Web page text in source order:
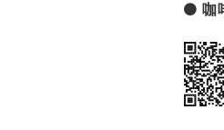
咖